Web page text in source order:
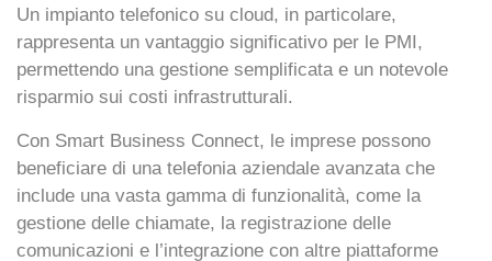
Un impianto telefonico su cloud, in particolare,
rappresenta un vantaggio significativo per le PMI,
permettendo una gestione semplificata e un notevole
risparmio sui costi infrastrutturali.
Con Smart Business Connect, le imprese possono
beneficiare di una telefonia aziendale avanzata che
include una vasta gamma di funzionalità, come la
gestione delle chiamate, la registrazione delle
comunicazioni e l’integrazione con altre piattaforme